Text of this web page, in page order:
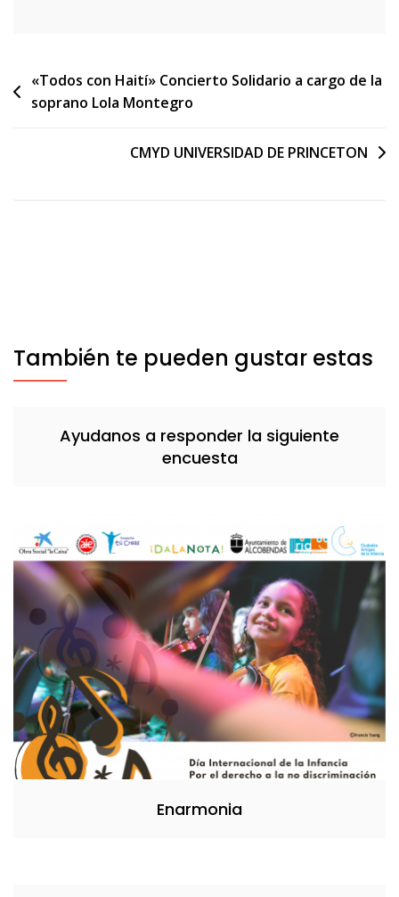
Navegación
de
«Todos con Haití» Concierto Solidario a cargo de la
soprano Lola Montegro
CMYD UNIVERSIDAD DE PRINCETON
También te pueden gustar estas
Ayudanos a responder la siguiente
encuesta
Enarmonia